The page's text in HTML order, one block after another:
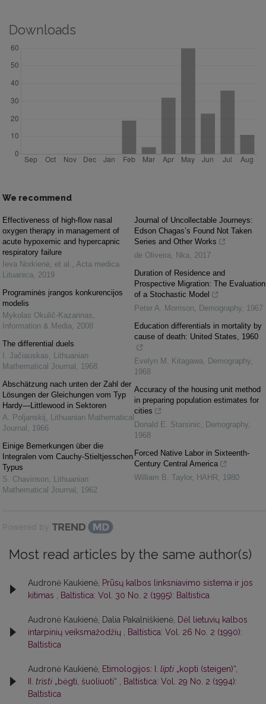
Downloads
We recommend
Effectiveness of high-flow nasal
oxygen therapy in management of
acute hypoxemic and hypercapnic
respiratory failure
Ieva Norkienė, et al.
Acta medica
Lituanica
2019
Programinės įrangos konkurencijos
modelis
Mykolas Okulič-Kazarinas
Information & Media
2008
The differential duels
I. Jačiauskas
Lithuanian
Mathematical Journal
1968
Abschätzung nach unten der Zahl der
Lösungen der Gleichungen vom Typ
Hardy—Littlewood in Sektoren
A. Poljanskij
Lithuanian Mathematical
Journal
1966
Einige Bemerkungen über die
Integralen vom Cauchy-Stieltjesschen
Typus
S. Chavinson
Lithuanian
Mathematical Journal
1962
Journal of Uncollectable Journeys:
Edson Chagas’s Found Not Taken
Series and Other Works
de Oliveira
Nka
2017
Duration of Residence and
Prospective Migration: The Evaluation
of a Stochastic Model
Peter A. Morrison
Demography
1967
Education differentials in mortality by
cause of death: United States, 1960
Evelyn M. Kitagawa Demography
1968
Accuracy of the housing unit method
in preparing population estimates for
cities
Donald E. Starsinic
Demography
1968
Forced Native Labor in Sixteenth-
Century Central America
William B. Taylor, HAHR 1980
Powered by
Most read articles by the same author(s)
Audronė Kaukienė, Prūsų kalbos linksniavimo sistema ir jos
kitimas
Baltistica: Vol. 30 No. 2 (1995): Baltistica
Audronė Kaukienė, Dalia Pakalniškienė, Dėl lietuvių kalbos
intarpinių veiksmažodžių
Baltistica: Vol. 26 No. 2 (1990):
Baltistica
Audronė Kaukienė, Etimologijos: I. lìpti „kopti (steigen)“,
trìsti „bėgti, šuoliuoti“
Baltistica: Vol. 29 No. 2 (1994):
Baltistica